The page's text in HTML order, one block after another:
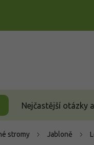
Nejčastější otázky
stromy Jabloně